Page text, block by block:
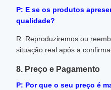
P: E se os produtos
qualidade?
R: Reproduziremos ou
situação real após a
8. Preço e Pagamento
P: Por que o seu preço é